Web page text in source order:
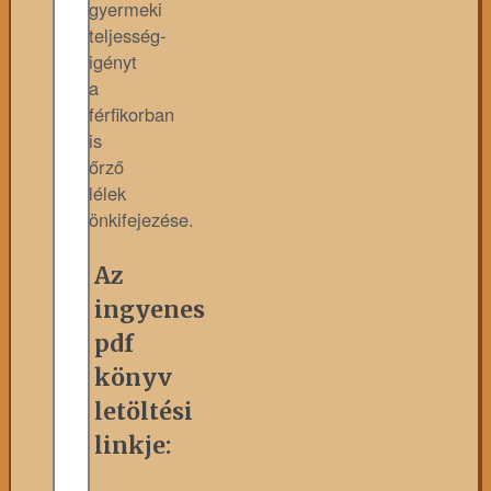
gyermeki
teljesség-
igényt
a
férfikorban
is
őrző
lélek
önkifejezése.
Az
ingyenes
pdf
könyv
letöltési
linkje: